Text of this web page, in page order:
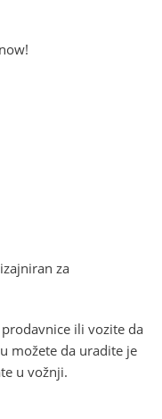
za
ili vozite da
možete da uradite je
u vožnji.